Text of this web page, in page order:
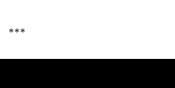
***